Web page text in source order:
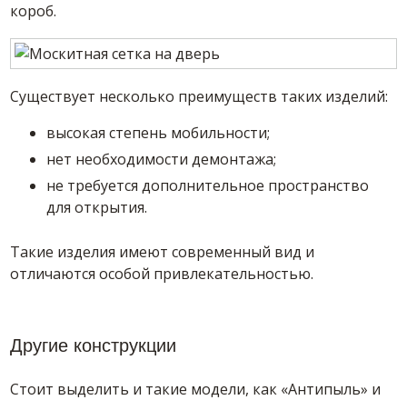
короб.
Существует несколько преимуществ таких изделий:
высокая степень мобильности;
нет необходимости демонтажа;
не требуется дополнительное пространство
для открытия.
Такие изделия имеют современный вид и
отличаются особой привлекательностью.
Другие конструкции
Стоит выделить и такие модели, как «Антипыль» и